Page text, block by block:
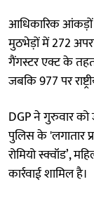
आधिकारिक
मुठभेड़ों में 272
गैंगस्टर एक्ट के तहत
जबकि 977 पर
DGP ने गुरुवार
पुलिस के ‌'लगातार
रोमियो स्क्वॉड’,
कार्रवाई शामिल है।